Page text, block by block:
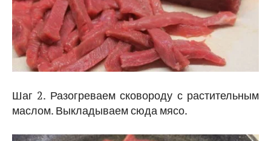
Шаг 2. Разогреваем сковороду с растительным
маслом. Выкладываем сюда мясо.